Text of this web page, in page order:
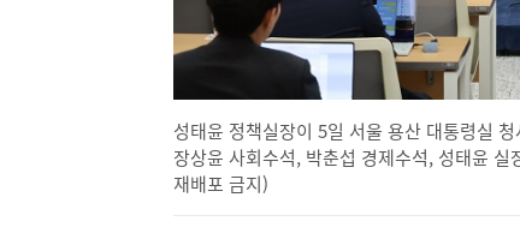
성태윤 정책실장이 5일 서울 용산 대통령실
장상윤 사회수석, 박춘섭 경제수석, 성태윤
재배포 금지)